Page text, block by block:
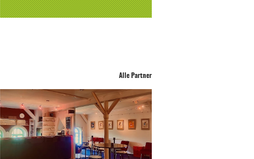
Alle Partner